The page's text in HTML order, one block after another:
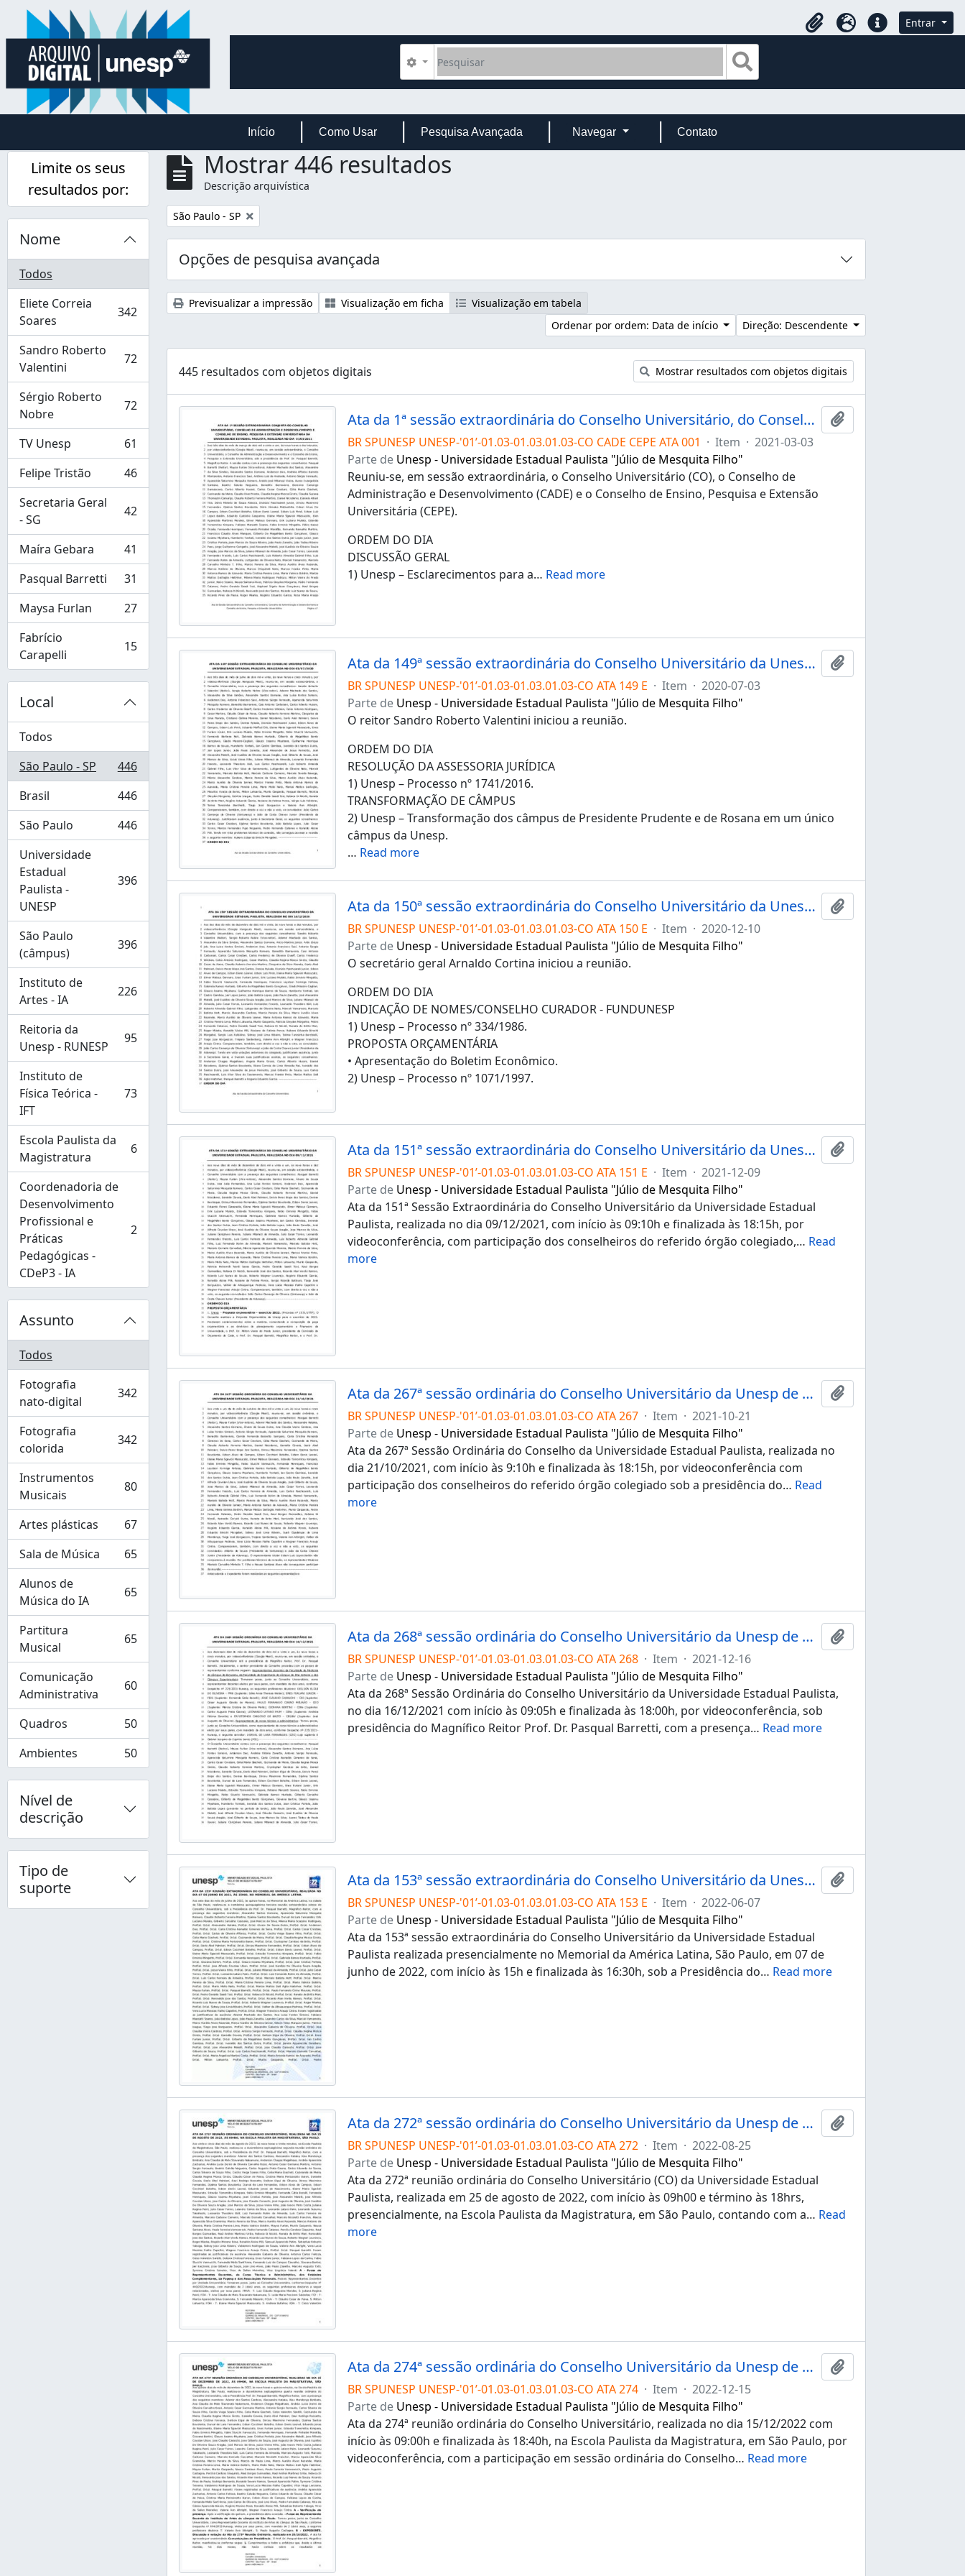
Skip to main content
Área de transferência
IdiomaLigações rápidas
Entrar
Pesquisar
Opções de busca
Início Como Usar Pesquisa Avançada Navegar Contato
Limite os seus
resultados por:
Nome
Todos
Eliete Correia
Soares
, 342 resultados 342
Sandro Roberto
Valentini
, 72 resultados 72
Sérgio Roberto
Nobre
, 72 resultados 72
TV Unesp
, 61 resultados
61
Felipe Tristão
, 46 resultados
46
Secretaria Geral
- SG
, 42 resultados 42
Maíra Gebara
, 41 resultados
41
Pasqual Barretti
, 31 resultados
31
Maysa Furlan
, 27 resultados
27
Fabrício
Carapelli
, 15 resultados 15
Local
Todos
São Paulo - SP
, 446 resultados
446
Brasil
, 446 resultados
446
São Paulo
, 446 resultados
446
Universidade
Estadual
Paulista -
UNESP
, 396 resultados 396
São Paulo
(câmpus)
, 396 resultados 396
Instituto de
Artes - IA
, 226 resultados 226
Reitoria da
Unesp - RUNESP
, 95 resultados 95
Instituto de
Física Teórica -
IFT
, 73 resultados 73
Escola Paulista da
Magistratura
, 6 resultados 6
Coordenadoria de
Desenvolvimento
Profissional e
Práticas
Pedagógicas -
CDeP3 - IA
, 2 resultados 2
Assunto
Todos
Fotografia
nato-digital
, 342 resultados 342
Fotografia
colorida
, 342 resultados 342
Instrumentos
Musicais
, 80 resultados 80
Artes plásticas
, 67 resultados
67
Sala de Música
, 65 resultados
65
Alunos de
Música do IA
, 65 resultados 65
Partitura
Musical
, 65 resultados 65
Comunicação
Administrativa
, 60 resultados 60
Quadros
, 50 resultados
50
Ambientes
, 50 resultados 50
Nível de
descrição
Tipo de
suporte
Mostrar 446 resultados
Descrição arquivística
Remover filtro:
São Paulo - SP
Opções de pesquisa avançada
Previsualizar a impressão Visualização em ficha
Visualização em tabela
Ordenar por ordem: Data de início
Direção: Descendente
445 resultados com objetos digitais Mostrar resultados com objetos digitais
Ata da 1ª sessão extraordinária do Conselho Universitário, do Conselho de Administração e Desenvolvimento e do Conselho de Ensino, Pesquisa e Extensão Universitária da Unesp de 03/03/2021
Adicionar à área de
BR SPUNESP UNESP-'01’-01.03-01.03.01.03-CO CADE CEPE ATA 001 · Item · 2021-03-03
Parte de Unesp - Universidade Estadual Paulista "Júlio de Mesquita Filho"
Reuniu-se, em sessão extraordinária, o Conselho Universitário (CO), o Conselho de
Administração e Desenvolvimento (CADE) e o Conselho de Ensino, Pesquisa e Extensão
Universitária (CEPE).
ORDEM DO DIA
DISCUSSÃO GERAL
1) Unesp – Esclarecimentos para a… Read more
Ata da 149ª sessão extraordinária do Conselho Universitário da Unesp de 03/07/2020
Adicionar à área de
BR SPUNESP UNESP-'01’-01.03-01.03.01.03-CO ATA 149 E · Item · 2020-07-03
Parte de Unesp - Universidade Estadual Paulista "Júlio de Mesquita Filho"
O reitor Sandro Roberto Valentini iniciou a reunião.
ORDEM DO DIA
RESOLUÇÃO DA ASSESSORIA JURÍDICA
1) Unesp – Processo nº 1741/2016.
TRANSFORMAÇÃO DE CÂMPUS
2) Unesp – Transformação dos câmpus de Presidente Prudente e de Rosana em um único
câmpus da Unesp.
… Read more
Ata da 150ª sessão extraordinária do Conselho Universitário da Unesp de 10/12/2020
Adicionar à área de
BR SPUNESP UNESP-'01’-01.03-01.03.01.03-CO ATA 150 E · Item · 2020-12-10
Parte de Unesp - Universidade Estadual Paulista "Júlio de Mesquita Filho"
O secretário geral Arnaldo Cortina iniciou a reunião.
ORDEM DO DIA
INDICAÇÃO DE NOMES/CONSELHO CURADOR - FUNDUNESP
1) Unesp – Processo nº 334/1986.
PROPOSTA ORÇAMENTÁRIA
• Apresentação do Boletim Econômico.
2) Unesp – Processo nº 1071/1997.
Ata da 151ª sessão extraordinária do Conselho Universitário da Unesp de 09/12/2021
Adicionar à área de
BR SPUNESP UNESP-'01’-01.03-01.03.01.03-CO ATA 151 E · Item · 2021-12-09
Parte de Unesp - Universidade Estadual Paulista "Júlio de Mesquita Filho"
Ata da 151ª Sessão Extraordinária do Conselho Universitário da Universidade Estadual
Paulista, realizada no dia 09/12/2021, com início às 09:10h e finalizada às 18:15h, por
videoconferência, com participação dos conselheiros do referido órgão colegiado,… Read
more
Ata da 267ª sessão ordinária do Conselho Universitário da Unesp de 21/10/2021
Adicionar à área de
BR SPUNESP UNESP-'01’-01.03-01.03.01.03-CO ATA 267 · Item · 2021-10-21
Parte de Unesp - Universidade Estadual Paulista "Júlio de Mesquita Filho"
Ata da 267ª Sessão Ordinária do Conselho da Universidade Estadual Paulista, realizada no
dia 21/10/2021, com início às 9:10h e finalizada às 18:15h, por videoconferência com
participação dos conselheiros do referido órgão colegiado sob a presidência do… Read
more
Ata da 268ª sessão ordinária do Conselho Universitário da Unesp de 16/12/2021
Adicionar à área de
BR SPUNESP UNESP-'01’-01.03-01.03.01.03-CO ATA 268 · Item · 2021-12-16
Parte de Unesp - Universidade Estadual Paulista "Júlio de Mesquita Filho"
Ata da 268ª Sessão Ordinária do Conselho Universitário da Universidade Estadual Paulista,
no dia 16/12/2021 com início às 09:05h e finalizada às 18:00h, por videoconferência, sob
presidência do Magnífico Reitor Prof. Dr. Pasqual Barretti, com a presença… Read more
Ata da 153ª sessão extraordinária do Conselho Universitário da Unesp de 07/06/2022
Adicionar à área de
BR SPUNESP UNESP-'01’-01.03-01.03.01.03-CO ATA 153 E · Item · 2022-06-07
Parte de Unesp - Universidade Estadual Paulista "Júlio de Mesquita Filho"
Ata da 153ª sessão extraordinária do Conselho Universitário da Universidade Estadual
Paulista realizada presencialmente no Memorial da América Latina, São Paulo, em 07 de
junho de 2022, com início às 15h e finalizada às 16:30h, sob a Presidência do… Read more
Ata da 272ª sessão ordinária do Conselho Universitário da Unesp de 25/08/2022
Adicionar à área de
BR SPUNESP UNESP-'01’-01.03-01.03.01.03-CO ATA 272 · Item · 2022-08-25
Parte de Unesp - Universidade Estadual Paulista "Júlio de Mesquita Filho"
Ata da 272ª reunião ordinária do Conselho Universitário (CO) da Universidade Estadual
Paulista, realizada em 25 de agosto de 2022, com início às 09h00 e término às 18hrs,
presencialmente, na Escola Paulista da Magistratura, em São Paulo, contando com a… Read
more
Ata da 274ª sessão ordinária do Conselho Universitário da Unesp de 15/12/2022
Adicionar à área de
BR SPUNESP UNESP-'01’-01.03-01.03.01.03-CO ATA 274 · Item · 2022-12-15
Parte de Unesp - Universidade Estadual Paulista "Júlio de Mesquita Filho"
Ata da 274ª reunião ordinária do Conselho Universitário, realizada no dia 15/12/2022 com
início às 09:00h e finalizada às 18:40h, na Escola Paulista da Magistratura, em São Paulo, por
videoconferência, com a participação em sessão ordinária do Conselho… Read more